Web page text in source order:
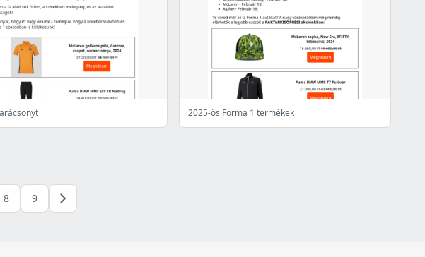
2025-ös Forma 1 termékek
8 9